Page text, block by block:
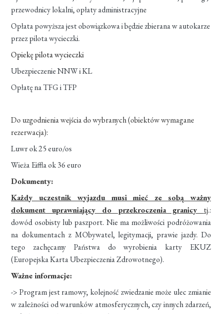
przewodnicy lokalni, opłaty administracyjne
Opłata powyższa jest obowiązkowa i będzie zbierana w autokarze
przez pilota wycieczki.
Opiekę pilota wycieczki
Ubezpieczenie NNW i KL
Opłatę na TFG i TFP
Do uzgodnienia wejścia do wybranych (obiektów wymagane
rezerwacja):
Luwr ok 25 euro/os
Wieża Eiffla ok 36 euro
Dokumenty:
Każdy uczestnik wyjazdu musi mieć ze sobą ważny
dokument uprawniający do przekroczenia granicy tj.:
dowód osobisty lub paszport. Nie ma możliwości podróżowania
na dokumentach z MObywatel, legitymacji, prawie jazdy. Do
tego zachęcamy Państwa do wyrobienia karty EKUZ
(Europejska Karta Ubezpieczenia Zdrowotnego).
Ważne informacje:
-> Program jest ramowy, kolejność zwiedzanie może ulec zmianie
w zależności od warunków atmosferycznych, czy innych zdarzeń,